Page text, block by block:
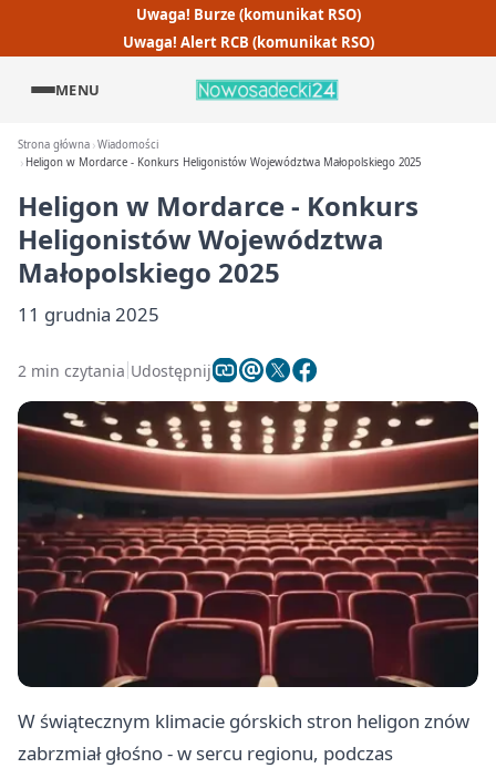
Uwaga! Burze (komunikat RSO)
Uwaga! Alert RCB (komunikat RSO)
MENU
Strona główna Wiadomości
Heligon w Mordarce - Konkurs Heligonistów Województwa Małopolskiego 2025
Heligon w Mordarce - Konkurs
Heligonistów Województwa
Małopolskiego 2025
11 grudnia 2025
2 min czytania Udostępnij
W świątecznym klimacie górskich stron heligon znów
zabrzmiał głośno - w sercu regionu, podczas